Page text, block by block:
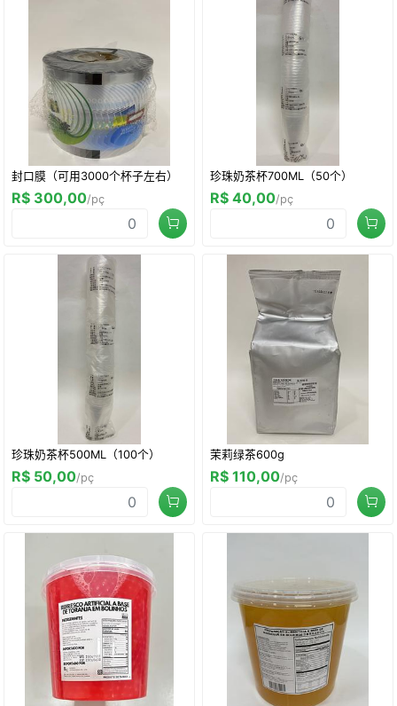
封口膜（可用3000个杯子左右）
R$ 300,00/pç
珍珠奶茶杯700ML（50个）
R$ 40,00/pç
珍珠奶茶杯500ML（100个）
R$ 50,00/pç
茉莉绿茶600g
R$ 110,00/pç